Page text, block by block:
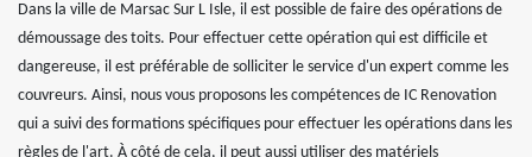
Dans la ville de Marsac Sur L Isle, il est possible de faire des opérations de
démoussage des toits. Pour effectuer cette opération qui est difficile et
dangereuse, il est préférable de solliciter le service d'un expert comme les
couvreurs. Ainsi, nous vous proposons les compétences de IC Renovation
qui a suivi des formations spécifiques pour effectuer les opérations dans les
règles de l'art. À côté de cela, il peut aussi utiliser des matériels